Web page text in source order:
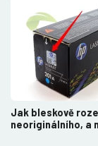
Jak bleskově
neoriginálního, a